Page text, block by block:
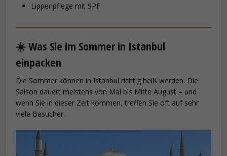
Lippenpflege mit SPF
☀️ Was Sie im Sommer in Istanbul
einpacken
Die Sommer können in Istanbul richtig heiß werden. Die
Saison dauert meistens von Mai bis Mitte August – und
wenn Sie in dieser Zeit kommen, treffen Sie oft auf sehr
viele Besucher.